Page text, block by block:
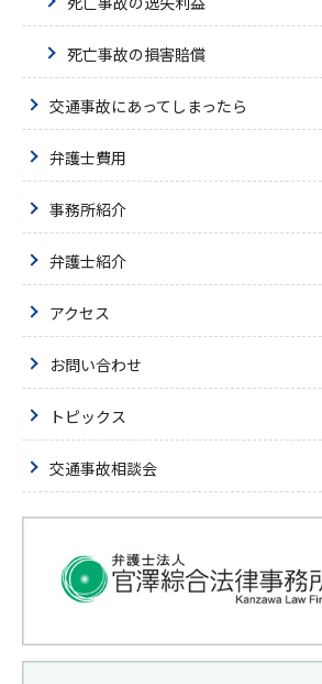
死亡事故の損害賠償
交通事故にあってしまったら
弁護士費用
事務所紹介
弁護士紹介
アクセス
お問い合わせ
トピックス
交通事故相談会